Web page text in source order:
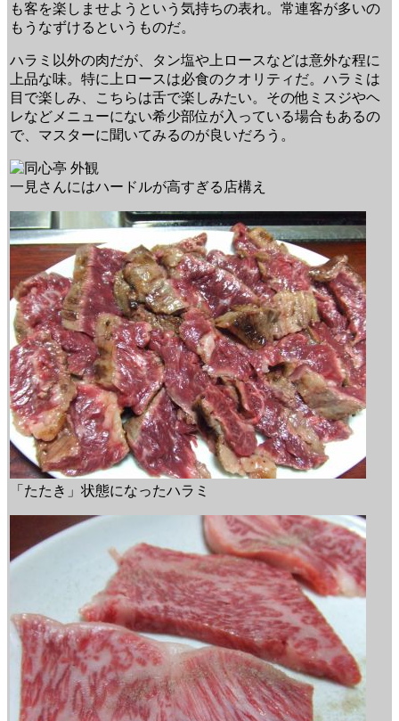
も客を楽しませようという気持ちの表れ。常連客が多いの
もうなずけるというものだ。
ハラミ以外の肉だが、タン塩や上ロースなどは意外な程に
上品な味。特に上ロースは必食のクオリティだ。ハラミは
目で楽しみ、こちらは舌で楽しみたい。その他ミスジやヘ
レなどメニューにない希少部位が入っている場合もあるの
で、マスターに聞いてみるのが良いだろう。
一見さんにはハードルが高すぎる店構え
「たたき」状態になったハラミ